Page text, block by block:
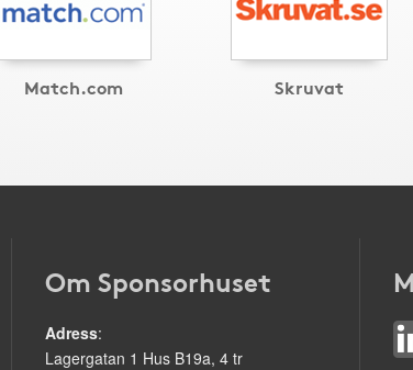
Match.com Skruvat
Om Sponsorhuset
Adress:
Lagergatan 1 Hus B19a, 4 tr